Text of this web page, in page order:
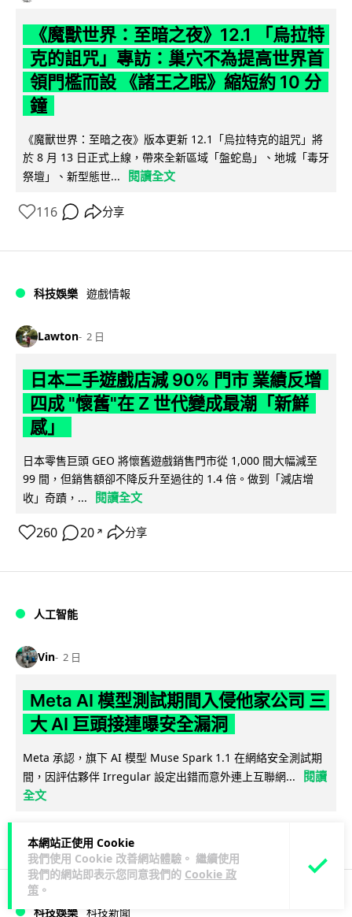
本網站正使用 Cookie
我們使用 Cookie 改善網站體驗。 繼續使用
我們的網站即表示您同意我們的 Cookie 政
策 。
《魔獸世界：至暗之夜》12.1 「烏拉特
克的詛咒」專訪：巢穴不為提高世界首
領門檻而設 《諸王之眠》縮短約 10 分
鐘
《魔獸世界：至暗之夜》版本更新 12.1「烏拉特克的詛咒」將
於 8 月 13 日正式上線，帶來全新區域「盤蛇島」、地城「毒牙
祭壇」、新型態世...
閱讀全文
116 分享
科技娛樂 遊戲情報
Lawton 2 日
日本二手遊戲店減 90% 門市 業績反增
四成 "懷舊"在 Z 世代變成最潮「新鮮
感」
日本零售巨頭 GEO 將懷舊遊戲銷售門市從 1,000 間大幅減至
99 間，但銷售額卻不降反升至過往的 1.4 倍。做到「減店增
收」奇蹟，...
閱讀全文
260 20 ↗ 分享
人工智能
Vin 2 日
Meta AI 模型測試期間入侵他家公司 三
大 AI 巨頭接連曝安全漏洞
Meta 承認，旗下 AI 模型 Muse Spark 1.1 在網絡安全測試期
間，因評估夥伴 Irregular 設定出錯而意外連上互聯網...
閱讀
全文
科技娛樂 科技新聞